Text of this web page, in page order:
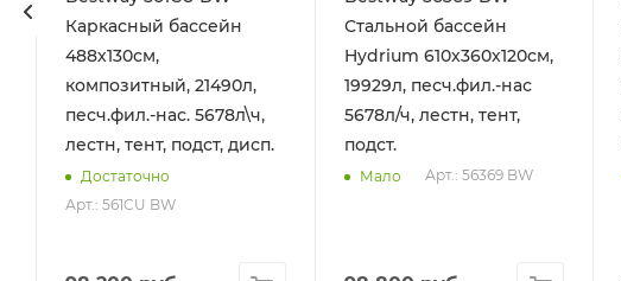
(вакуумный очиститель, щетка для дна, шланг 6м, ручка 190см)
Каркасный бассейн
488х130см,
композитный, 21490л,
песч.фил.-нас. 5678л\ч,
лестн, тент, подст, дисп.
Достаточно
Арт.: 561CU BW
Стальной бассейн
Hydrium 610х360х120см,
19929л, песч.фил.-нас
5678л/ч, лестн, тент,
подст.
Мало Арт.: 56369 BW